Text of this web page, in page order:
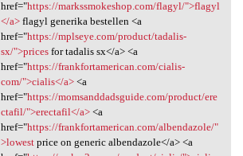
href="https://markssmokeshop.com/flagyl/">flagyl
</a>flagyl generika bestellen <a
href="https://mplseye.com/product/tadalis-
sx/">pricesfor tadalis sx</a> <a
href="https://frankfortamerican.com/cialis-
com/">cialis</a><a
href="https://momsanddadsguide.com/product/ere
ctafil/">erectafil</a><a
href="https://frankfortamerican.com/albendazole/"
>lowestprice on generic albendazole</a> <a